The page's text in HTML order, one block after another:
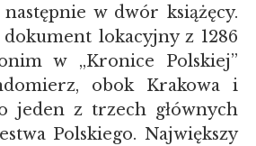
następnie w dwór książęcy.
lokacyjny z 1286
w „Kronice Polskiej”
obok Krakowa i
jeden z trzech głównych
Polskiego. Największy